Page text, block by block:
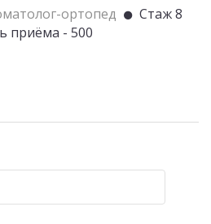
ортопед
Стаж 8
приёма - 500